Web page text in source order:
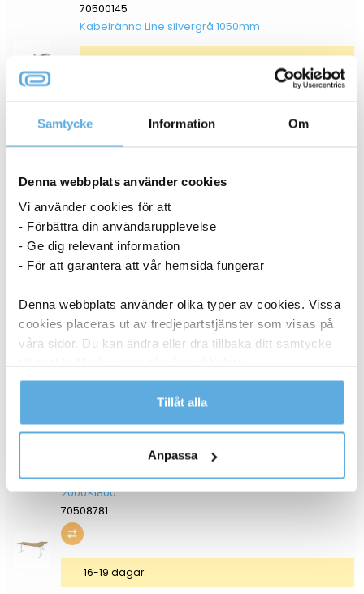
Samtycke Information Om
Denna webbplats använder cookies
Vi använder cookies för att
- Förbättra din användarupplevelse
- Ge dig relevant information
- För att garantera att vår hemsida fungerar
Denna webbplats använder olika typer av cookies. Vissa
cookies placeras ut av tredjepartstjänster som visas på
våra sidor. Du kan ändra eller dra tillbaka ditt samtycke
Läs mer i vår integritetspolicy om vilka vi är, hur du
kontaktar oss och på vilket sätt vi behandlar
Tillåt alla
Anpassa
70500145
Kabelränna Line silvergrå 1050mm
16-19 dagar
70508784
16-19 dagar
Höj-& sänkbart skrivbord Lanab Vänster Björk/Vit
2000×1800
70508783
22 748,75kr
Höj-& sänkbart skrivbord Lanab Vänster Ek/Vit
2000×1800
70508781
16-19 dagar